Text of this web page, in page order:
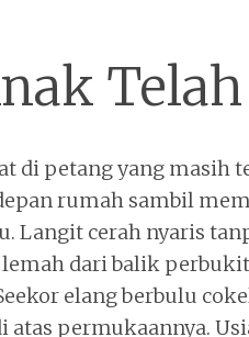
di petang yang masih
rumah sambil
Langit cerah nyaris
dari balik
elang berbulu
atas permukaannya.